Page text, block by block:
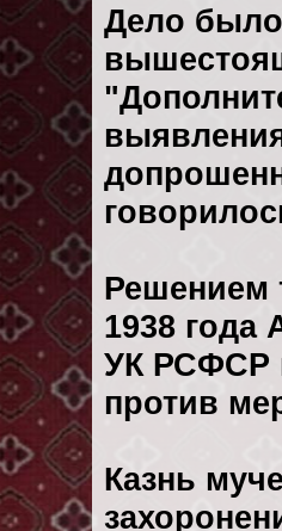
Дело было
Решением
1938 года
УК РСФСР
против
Казнь